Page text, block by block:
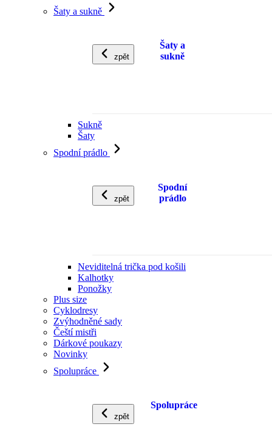
Šaty a sukně
zpět
Šaty a
sukně
Sukně
Šaty
Spodní prádlo
zpět
Spodní
prádlo
Neviditelná trička pod košili
Kalhotky
Ponožky
Plus size
Cyklodresy
Zvýhodněné sady
Čeští mistři
Dárkové poukazy
Novinky
Spolupráce
zpět
Spolupráce